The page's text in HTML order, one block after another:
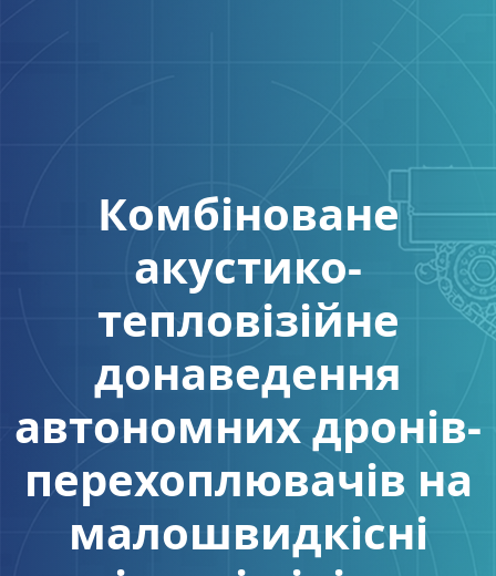
Комбіноване
акустико-
тепловізійне
донаведення
автономних дронів-
перехоплювачів на
малошвидкісні